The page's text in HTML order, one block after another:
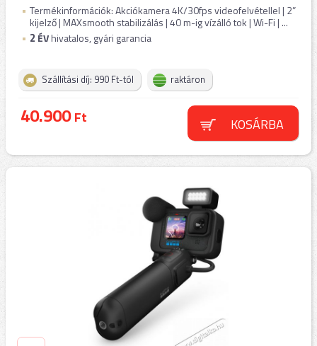
Termékinformációk: Akciókamera 4K/30fps videofelvétellel | 2”
kijelző | MAXsmooth stabilizálás | 40 m-ig vízálló tok | Wi-Fi | ...
2 ÉVhivatalos, gyári garancia
Szállítási díj: 990 Ft-tól raktáron
40.900Ft KOSÁRBA